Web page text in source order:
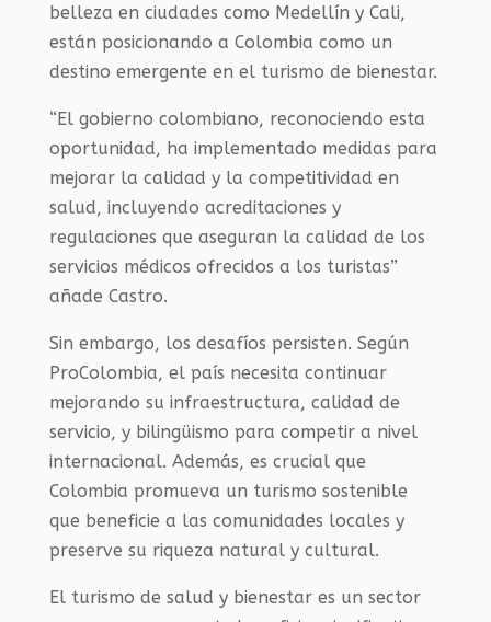
belleza en ciudades como Medellín y Cali,
están posicionando a Colombia como un
destino emergente en el turismo de bienestar.
“El gobierno colombiano, reconociendo esta
oportunidad, ha implementado medidas para
mejorar la calidad y la competitividad en
salud, incluyendo acreditaciones y
regulaciones que aseguran la calidad de los
servicios médicos ofrecidos a los turistas”
añade Castro.
Sin embargo, los desafíos persisten. Según
ProColombia, el país necesita continuar
mejorando su infraestructura, calidad de
servicio, y bilingüismo para competir a nivel
internacional. Además, es crucial que
Colombia promueva un turismo sostenible
que beneficie a las comunidades locales y
preserve su riqueza natural y cultural.
El turismo de salud y bienestar es un sector